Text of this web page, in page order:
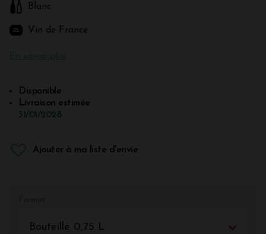
Blanc
Vin de France
Disponible
Livraison estimée
31/01/2028
Ajouter à ma liste d'envie
Bouteille 0,75 L